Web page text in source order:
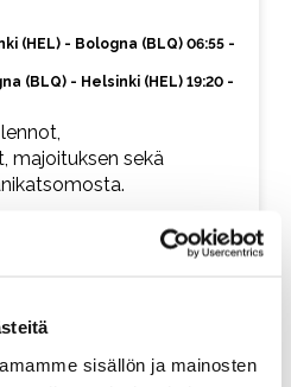
sisällön ja mainosten
(HEL) - Bologna (BLQ) 06:55 -
(BLQ) - Helsinki (HEL) 19:20 -
majoituksen sekä
€
/ henkilö